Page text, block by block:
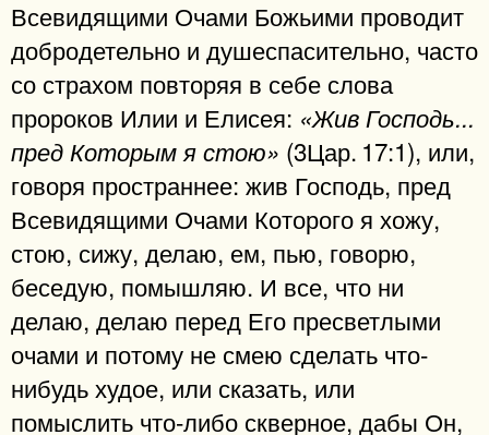
Всевидящими Очами Божьими проводит
добродетельно и душеспасительно, часто
со страхом повторяя в себе слова
пророков Илии и Елисея: «Жив Господь...
пред Которым я стою» (3Цар. 17:1), или,
говоря пространнее: жив Господь, пред
Всевидящими Очами Которого я хожу,
стою, сижу, делаю, ем, пью, говорю,
беседую, помышляю. И все, что ни
делаю, делаю перед Его пресветлыми
очами и потому не смею сделать что-
нибудь худое, или сказать, или
помыслить что-либо скверное, дабы Он,